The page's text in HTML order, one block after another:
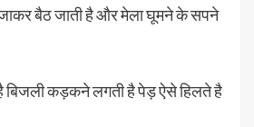
बैठ जाती है और मेला घूमने के सपने
बिजली कड़कने लगती है पेड़ ऐसे हिलते है